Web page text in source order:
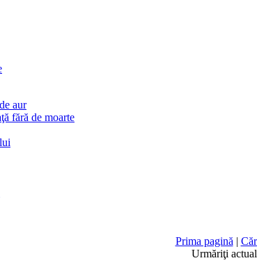
aur
fără de moarte
Prima pagină |
Urmăriţi